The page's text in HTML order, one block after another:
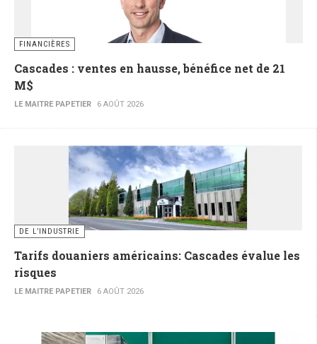
FINANCIÈRES
Cascades : ventes en hausse, bénéfice net de 21
M$
LE MAITRE PAPETIER 6 AOÛT 2026
DE L’INDUSTRIE
Tarifs douaniers américains: Cascades évalue les
risques
LE MAITRE PAPETIER 6 AOÛT 2026